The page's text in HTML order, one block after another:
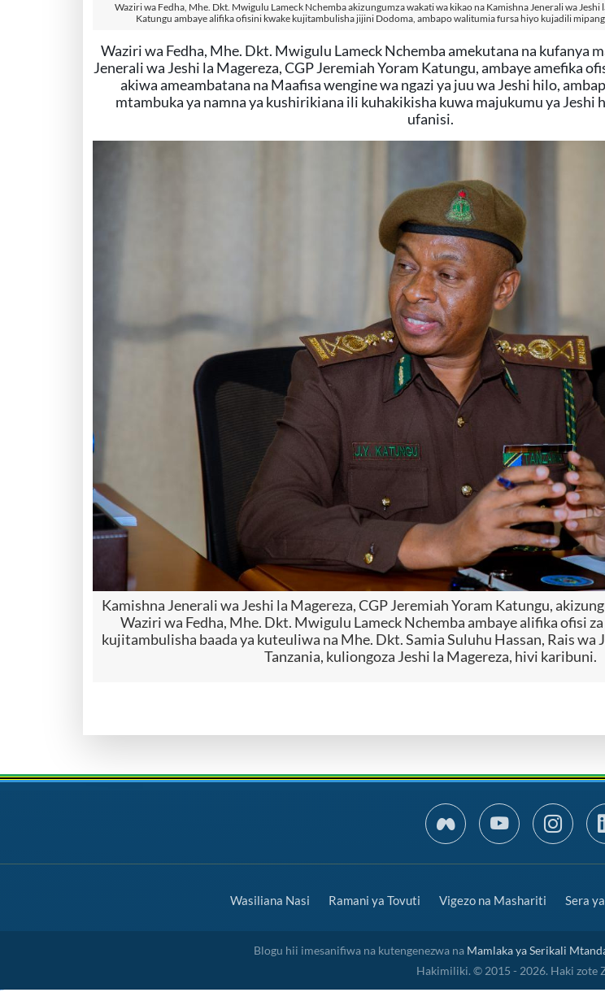
Waziri wa Fedha, Mhe. Dkt. Mwigulu Lameck Nchemba akizungumza wakati wa kikao na Kamishna Jenerali wa Jeshi
Katungu ambaye alifika ofisini kwake kujitambulisha jijini Dodoma, ambapo walitumia fursa hiyo kujadili
Waziri wa Fedha, Mhe. Dkt. Mwigulu Lameck Nchemba amekutana na kufanya
Jenerali wa Jeshi la Magereza, CGP Jeremiah Yoram Katungu, ambaye amefika
akiwa ameambatana na Maafisa wengine wa ngazi ya juu wa Jeshi hilo,
mtambuka ya namna ya kushirikiana ili kuhakikisha kuwa majukumu ya Jeshi
ufanisi.
Kamishna Jenerali wa Jeshi la Magereza, CGP Jeremiah Yoram Katungu,
Waziri wa Fedha, Mhe. Dkt. Mwigulu Lameck Nchemba ambaye alifika ofisi
kujitambulisha baada ya kuteuliwa na Mhe. Dkt. Samia Suluhu Hassan, Rais wa
Tanzania, kuliongoza Jeshi la Magereza, hivi karibuni.
Wasiliana Nasi Ramani ya Tovuti Vigezo na Mashariti Sera
Blogu hii imesanifiwa na kutengenezwa na Mamlaka ya Serikali
Hakimiliki. © 2015 - 2026. Haki zote